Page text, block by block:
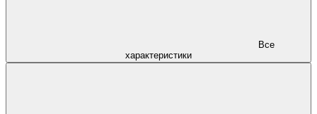
характеристики